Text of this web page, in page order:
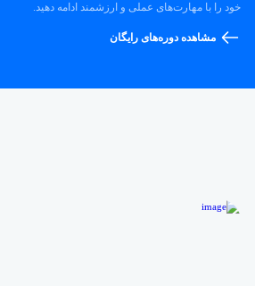
خود را با مهارت‌های عملی و ارزشمند ادامه دهید.
مشاهده دوره‌های رایگان